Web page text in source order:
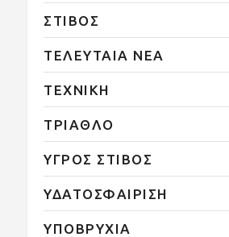
ΣΤΙΒΟΣ
ΤΕΛΕΥΤΑΙΑ ΝΕΑ
ΤΕΧΝΙΚΗ
ΤΡΙΑΘΛΟ
ΥΓΡΟΣ ΣΤΙΒΟΣ
ΥΔΑΤΟΣΦΑΙΡΙΣΗ
ΥΠΟΒΡΥΧΙΑ